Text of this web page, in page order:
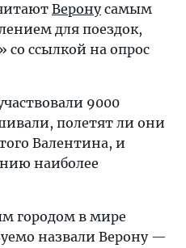
Веронусамым
для поездок,
со ссылкой на опрос
9000
полетят ли они
Валентина, и
наиболее
городом в мире
назвали Верону —